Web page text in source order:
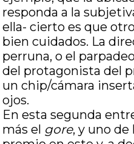
responda a la
ella- cierto es que
bien cuidados. La
perruna, o el
del protagonista del
un chip/cámara
ojos.
En esta segunda
más el gore, y uno de